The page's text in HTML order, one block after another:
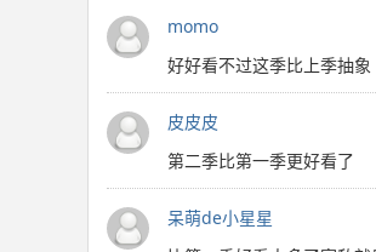
momo
好好看不过这季比上季抽象
皮皮皮
第二季比第一季更好看了
呆萌de小星星